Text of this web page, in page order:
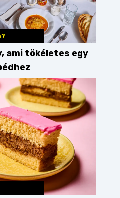
ami tökéletes egy